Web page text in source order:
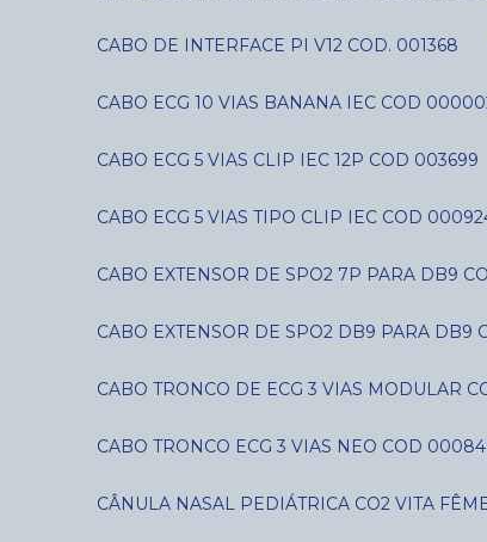
CABO DE INTERFACE PI V12 COD. 001368
CABO ECG 10 VIAS BANANA IEC COD
CABO ECG 5 VIAS CLIP IEC 12P COD 003699
CABO ECG 5 VIAS TIPO CLIP IEC COD
CABO EXTENSOR DE SPO2 7P PARA DB9
CABO EXTENSOR DE SPO2 DB9 PARA DB9
CABO TRONCO DE ECG 3 VIAS MODULAR
CABO TRONCO ECG 3 VIAS NEO COD
CÂNULA NASAL PEDIÁTRICA CO2 VITA